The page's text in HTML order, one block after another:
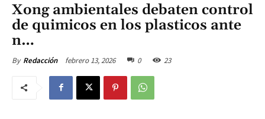
Xong ambientales debaten control
de quimicos en los plasticos ante
n…
By Redacción febrero 13, 2026 0 23